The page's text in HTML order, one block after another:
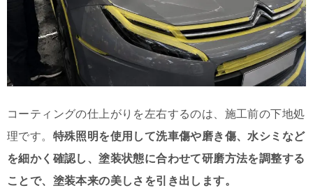
コーティングの仕上がりを左右するのは、施工前の下地処
理です。 特殊照明を使用して洗車傷や磨き傷、水シミなど
を細かく確認し、塗装状態に合わせて研磨方法を調整する
ことで、塗装本来の美しさを引き出します。